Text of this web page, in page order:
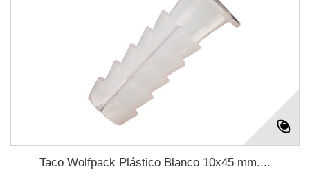
Taco Wolfpack Plástico Blanco 10x45 mm....